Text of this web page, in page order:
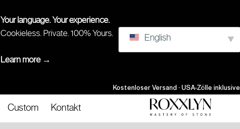
Your language. Your experience.
Cookieless. Private. 100% Yours.
Learn more →
English
Kostenloser Versand · USA-Zölle inklusive
Custom Kontakt
Beherrschung